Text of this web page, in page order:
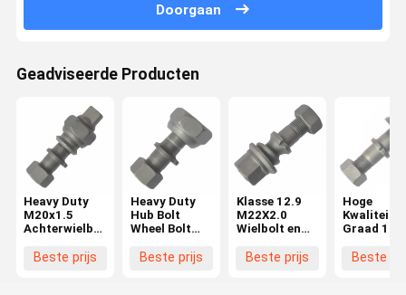
Doorgaan
Geadviseerde Producten
Heavy Duty
M20x1.5
Achterwielbout
FF/MA
Beste prijs
Heavy Duty
Hub Bolt
Wheel Bolt
FF/MA
Beste prijs
Klasse 12.9
M22X2.0
Wielbolt en
Truck
Beste prijs
Hoge
Kwaliteit
Graad 10.9
Wielbout
Beste